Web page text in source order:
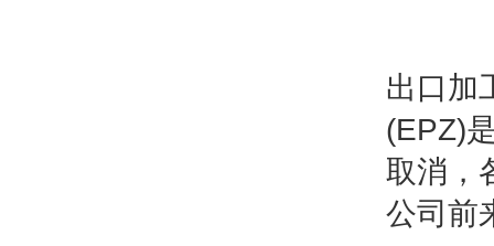
出口加
(EPZ)
取消，
公司前